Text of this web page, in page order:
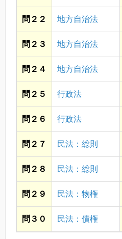
問２２ 地方自治法
問２３ 地方自治法
問２４ 地方自治法
問２５ 行政法
問２６ 行政法
問２７ 民法：総則
問２８ 民法：総則
問２９ 民法：物権
問３０ 民法：債権